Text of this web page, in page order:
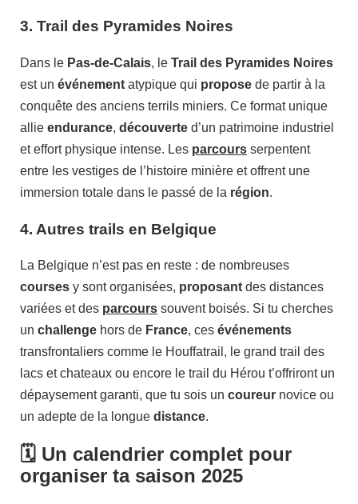
3. Trail des Pyramides Noires
Dans le Pas-de-Calais, le Trail des Pyramides Noires
est un événement atypique qui propose de partir à la
conquête des anciens terrils miniers. Ce format unique
allie endurance, découverte d’un patrimoine industriel
et effort physique intense. Les parcours serpentent
entre les vestiges de l’histoire minière et offrent une
immersion totale dans le passé de la région.
4. Autres trails en Belgique
La Belgique n’est pas en reste : de nombreuses
courses y sont organisées, proposant des distances
variées et des parcours souvent boisés. Si tu cherches
un challenge hors de France, ces événements
transfrontaliers comme le Houffatrail, le grand trail des
lacs et chateaux ou encore le trail du Hérou t’offriront un
dépaysement garanti, que tu sois un coureur novice ou
un adepte de la longue distance.
🗓️ Un calendrier complet pour
organiser ta saison 2025